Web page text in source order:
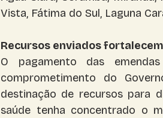
Vista, Fátima do Sul, Laguna
Recursos enviados
O pagamento das
comprometimento do
destinação de recursos para
saúde tenha concentrado o